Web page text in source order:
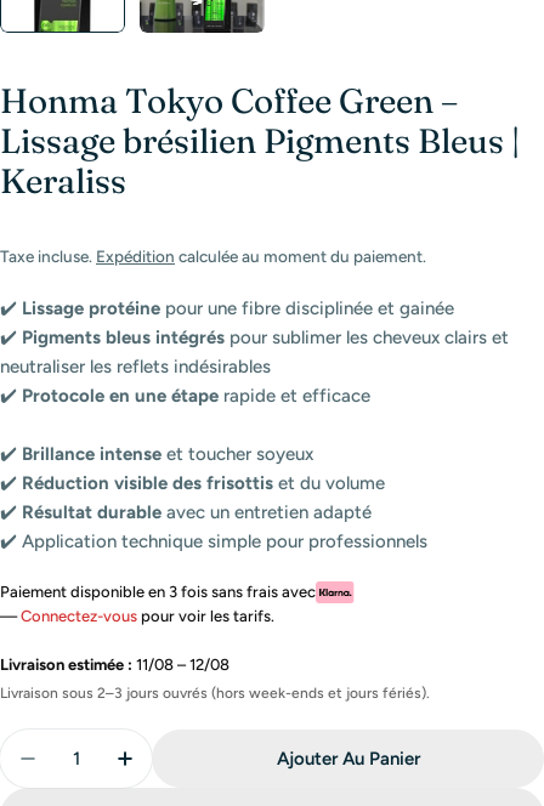
Honma Tokyo Coffee Green –
Lissage brésilien Pigments Bleus |
Keraliss
Taxe incluse. Expédition calculée au moment du paiement.
✔️ Lissage protéine pour une fibre disciplinée et gainée
✔️ Pigments bleus intégrés pour sublimer les cheveux clairs et
neutraliser les reflets indésirables
✔️ Protocole en une étape rapide et efficace
✔️ Brillance intense et toucher soyeux
✔️ Réduction visible des frisottis et du volume
✔️ Résultat durable avec un entretien adapté
✔️ Application technique simple pour professionnels
Paiement disponible en 3 fois sans frais avec
—Connectez-vous pour voir les tarifs.
Livraison estimée : 11/08 – 12/08
Livraison sous 2–3 jours ouvrés (hors week-ends et jours fériés).
Diminuer La Quantité Pour Honma Tokyo Coffee
Augmenter La Quantité Pour Honma
Ajouter Au Panier